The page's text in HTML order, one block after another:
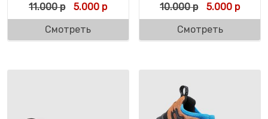
11.000р Первоначальная цена составляла 11.000
5.000 рТекущая цена: 5.000 р.
Смотреть
10.000р 5.000 р
Смотреть